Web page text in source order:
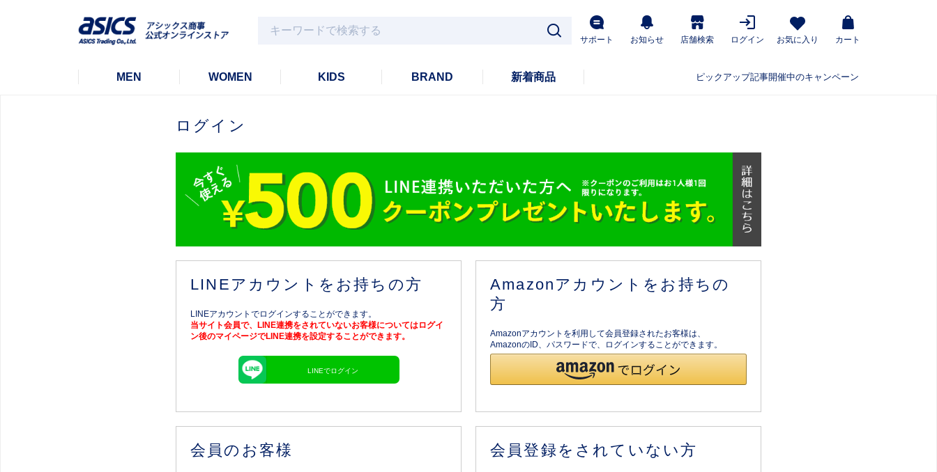
サポート お知らせ 店舗検索 ログイン お気に入り カート
MEN WOMEN KIDS BRAND 新着商品 ピックアップ記事開催中のキャンペーン
ログイン
LINEアカウントをお持ちの方
LINEアカウントでログインすることができます。
当サイト会員で、LINE連携をされていないお客様についてはログイ
ン後のマイページでLINE連携を設定することができます。
LINEでログイン
Amazonアカウントをお持ちの
方
Amazonアカウントを利用して会員登録されたお客様は、
AmazonのID、パスワードで、ログインすることができます。
会員のお客様 会員登録をされていない方